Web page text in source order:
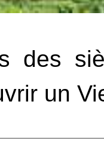
des
un